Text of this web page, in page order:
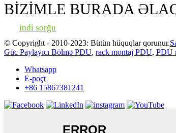
BİZİMLE BURADA
indi sorğu
© Copyright - 2010-2023: Bütün hüquqlar qorunur.
Güc Paylayıcı Bölmə PDU, rack montaj PDU, PDU
Whatsapp
E-poçt
+86 15867381241